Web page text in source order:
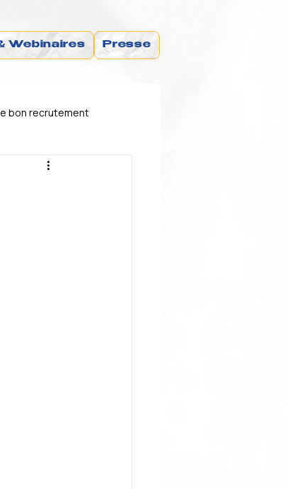
Webinaires Presse
bon recrutement